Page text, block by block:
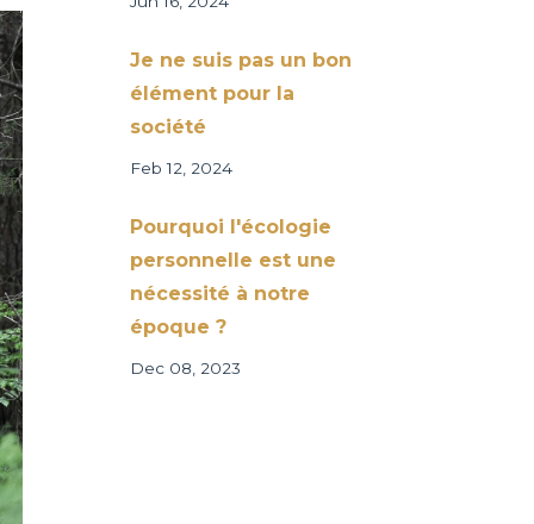
Je ne suis pas un bon
élément pour la
société
Feb 12, 2024
Pourquoi l'écologie
personnelle est une
nécessité à notre
époque ?
Dec 08, 2023